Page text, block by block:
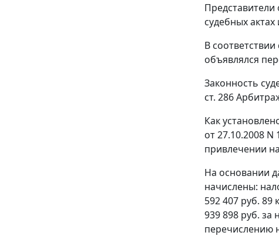
судебных
В соответствии
объявлялся
Законность
ст. 286
Как
от 27.10.2008
привлечении
На основании
начислены:
592 407 руб. 89
939 898 руб.
перечислению